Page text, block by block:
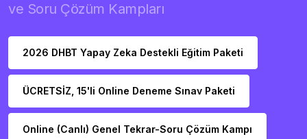
ve Soru Çözüm Kampları
2026 DHBT Yapay Zeka Destekli Eğitim Paketi
ÜCRETSİZ, 15'li Online Deneme Sınav Paketi
Online (Canlı) Genel Tekrar-Soru Çözüm Kampı